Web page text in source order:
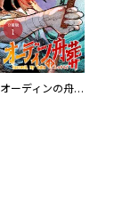
オーディンの舟葬 分冊版